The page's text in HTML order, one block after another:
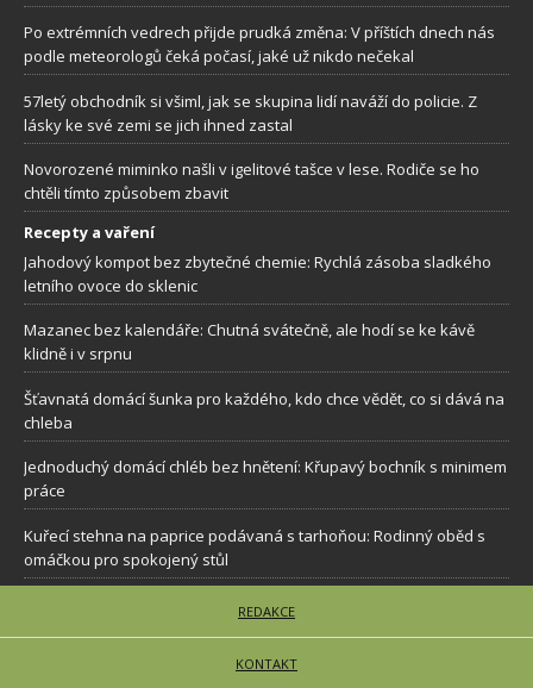
Po extrémních vedrech přijde prudká změna: V příštích dnech nás
podle meteorologů čeká počasí, jaké už nikdo nečekal
57letý obchodník si všiml, jak se skupina lidí naváží do policie. Z
lásky ke své zemi se jich ihned zastal
Novorozené miminko našli v igelitové tašce v lese. Rodiče se ho
chtěli tímto způsobem zbavit
Recepty a vaření
Jahodový kompot bez zbytečné chemie: Rychlá zásoba sladkého
letního ovoce do sklenic
Mazanec bez kalendáře: Chutná svátečně, ale hodí se ke kávě
klidně i v srpnu
Šťavnatá domácí šunka pro každého, kdo chce vědět, co si dává na
chleba
Jednoduchý domácí chléb bez hnětení: Křupavý bochník s minimem
práce
Kuřecí stehna na paprice podávaná s tarhoňou: Rodinný oběd s
omáčkou pro spokojený stůl
REDAKCE
KONTAKT